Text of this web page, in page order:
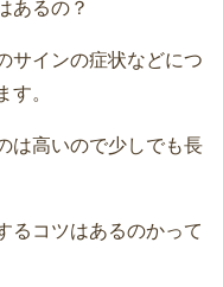
あるの？
サインの症状などにつ
す。
は高いので少しでも長
るコツはあるのかって